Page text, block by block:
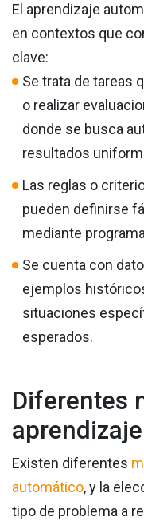
El aprendizaje
en contextos que
clave:
Se trata de tareas
o realizar
donde se busca
resultados
Las reglas o
pueden definirse
mediante
Se cuenta con
ejemplos
situaciones
esperados.
Diferentes
Existen diferentes
automático, y la
tipo de problema a